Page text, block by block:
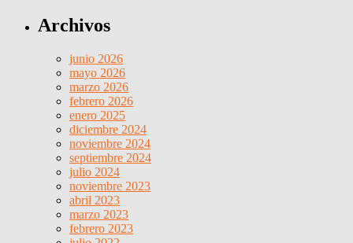
Archivos
junio 2026
mayo 2026
marzo 2026
febrero 2026
enero 2025
diciembre 2024
noviembre 2024
septiembre 2024
julio 2024
noviembre 2023
abril 2023
marzo 2023
febrero 2023